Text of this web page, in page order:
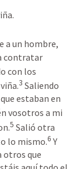
a un hombre,
contratar
con los
3 Saliendo
estaban en
vosotros a mi
5 Salió otra
lo mismo.6 Y
otros que